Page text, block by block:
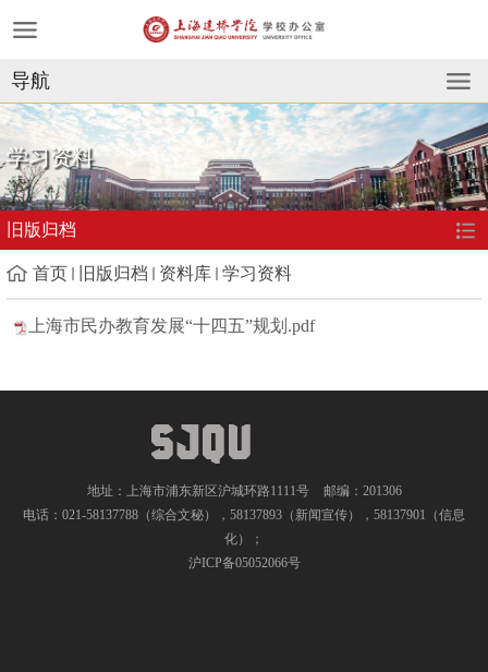
导航
学习资料
旧版归档
首页 旧版归档 资料库 学习资料
上海市民办教育发展“十四五”规划.pdf
地址：上海市浦东新区沪城环路1111号
邮编：201306
电话：021-58137788（综合文秘），58137893（新闻宣传），58137901（信息
化）；
沪ICP备05052066号